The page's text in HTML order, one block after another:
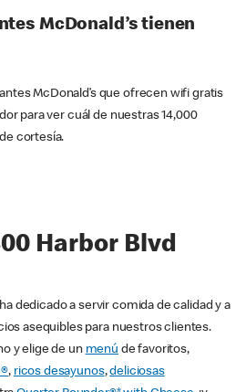
McDonald’s tienen
McDonald’s que ofrecen wifi gratis
para ver cuál de nuestras 14,000
cortesía.
Harbor Blvd
dedicado a servir comida de calidad y a
asequibles para nuestros clientes.
y elige de un menú de favoritos,
, ricos desayunos,deliciosas